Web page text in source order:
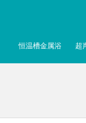
恒温槽金属浴 超